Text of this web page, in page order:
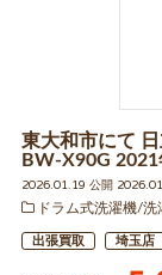
東大和市にて
BW-X90G
2026.01.19 公開
ドラム式洗濯機/洗
出張買取 埼玉店